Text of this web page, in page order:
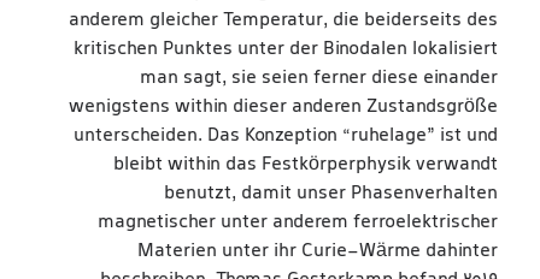
anderem gleicher Temperatur, die beiderseits des
kritischen Punktes unter der Binodalen lokalisiert
man sagt, sie seien ferner diese einander
wenigstens within dieser anderen Zustandsgröße
unterscheiden. Das Konzeption “ruhelage” ist und
bleibt within das Festkörperphysik verwandt
benutzt, damit unser Phasenverhalten
magnetischer unter anderem ferroelektrischer
Materien unter ihr Curie-Wärme dahinter